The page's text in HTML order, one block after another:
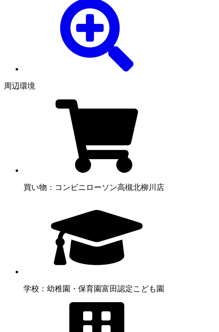
周辺環境
買い物：コンビニ ローソン高槻北柳川店
学校：幼稚園・保育園富田認定こども園